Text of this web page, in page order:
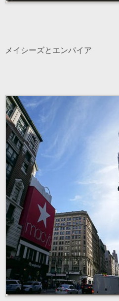
メイシーズとエンパイア